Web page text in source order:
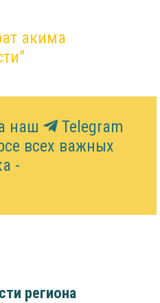
акима
наш
Telegram
всех важных
-
региона